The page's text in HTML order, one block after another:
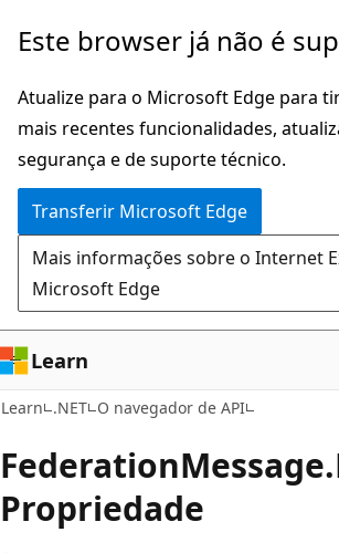
Saltar
o
conteúdo
principal
Saltar
a
navegação
na
página
Este browser já não é
Atualize para o Microsoft Edge para
mais recentes funcionalidades,
segurança e de suporte técnico.
Transferir Microsoft Edge
Mais informações sobre o Internet
Microsoft Edge
Learn
Learn .NET O navegador de API
FederationMessage.
Propriedade